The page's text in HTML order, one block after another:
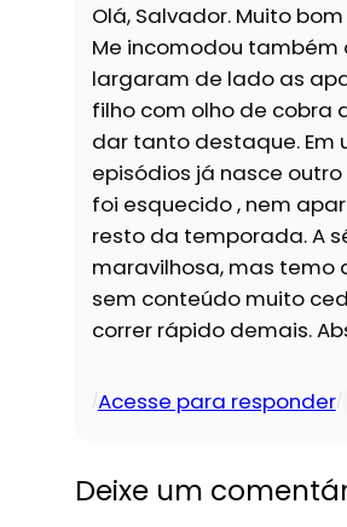
Olá, Salvador. Muito
Me incomodou também
largaram de lado as
filho com olho de cobra
dar tanto destaque. Em
episódios já nasce outro
foi esquecido , nem
resto da temporada. A
maravilhosa, mas temo
sem conteúdo muito
correr rápido demais.
/Acesse para responder/
Deixe um